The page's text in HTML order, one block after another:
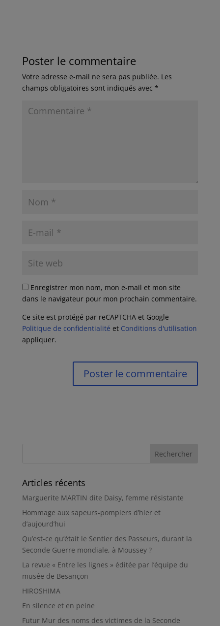
Poster le commentaire
Votre adresse e-mail ne sera pas publiée. Les
champs obligatoires sont indiqués avec *
Enregistrer mon nom, mon e-mail et mon site
dans le navigateur pour mon prochain commentaire.
Ce site est protégé par reCAPTCHA et Google
Politique de confidentialité et Conditions d'utilisation
appliquer.
Articles récents
Marguerite MARTIN dite Daisy, femme résistante
Hommage aux sapeurs-pompiers d’hier et
d’aujourd’hui
Qu’est-ce qu’était le Sentier des Passeurs, durant la
Seconde Guerre mondiale, à Moussey ?
La revue « Entre les lignes » éditée par l’équipe du
musée de Besançon
HIROSHIMA
En silence et en peine
Futur Mur des noms des victimes de la Seconde